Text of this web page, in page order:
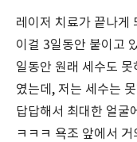
레이저 치료가 끝나게
이걸 3일동안 붙이고
일동안 원래 세수도
였는데, 저는 세수는
답답해서 최대한 얼굴
ㅋㅋㅋ 욕조 앞에서